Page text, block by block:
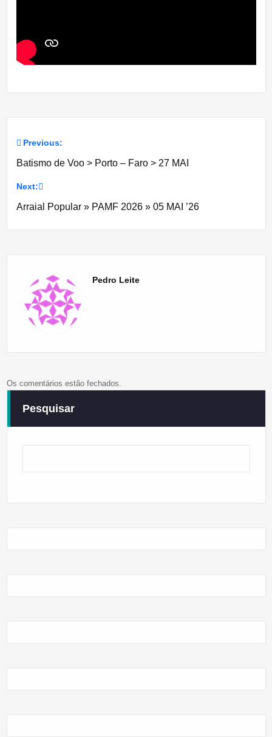
Navegação
artigos
Previous:
Batismo de Voo > Porto – Faro > 27 MAI
Next:
Arraial Popular » PAMF 2026 » 05 MAI ’26
Pedro Leite
Os comentários estão fechados.
Pesquisar